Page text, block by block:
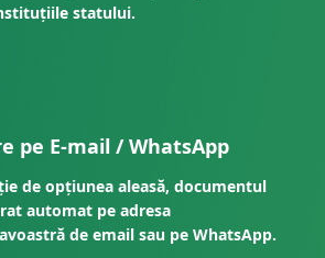
statului.
pe E-mail / WhatsApp
de opțiunea aleasă, documentul
automat pe adresa
de email sau pe WhatsApp.